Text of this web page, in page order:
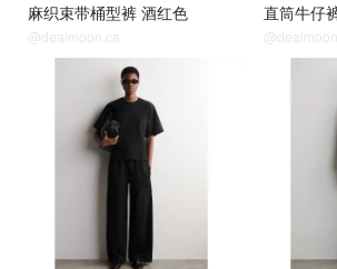
麻织束带桶型裤 酒红色
@dealmoon.ca
直筒牛仔